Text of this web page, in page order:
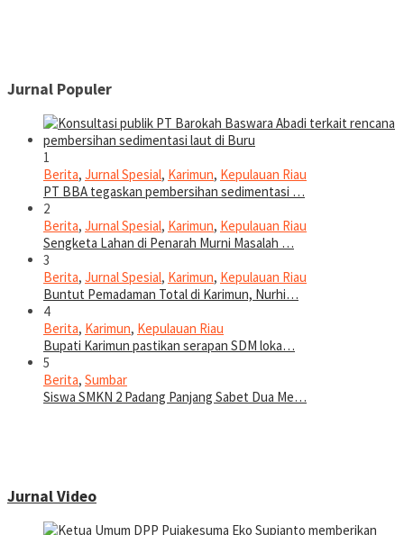
Jurnal Populer
1
Berita, Jurnal Spesial, Karimun, Kepulauan Riau
PT BBA tegaskan pembersihan sedimentasi …
2
Berita, Jurnal Spesial, Karimun, Kepulauan Riau
Sengketa Lahan di Penarah Murni Masalah …
3
Berita, Jurnal Spesial, Karimun, Kepulauan Riau
Buntut Pemadaman Total di Karimun, Nurhi…
4
Berita, Karimun, Kepulauan Riau
Bupati Karimun pastikan serapan SDM loka…
5
Berita, Sumbar
Siswa SMKN 2 Padang Panjang Sabet Dua Me…
Jurnal Video